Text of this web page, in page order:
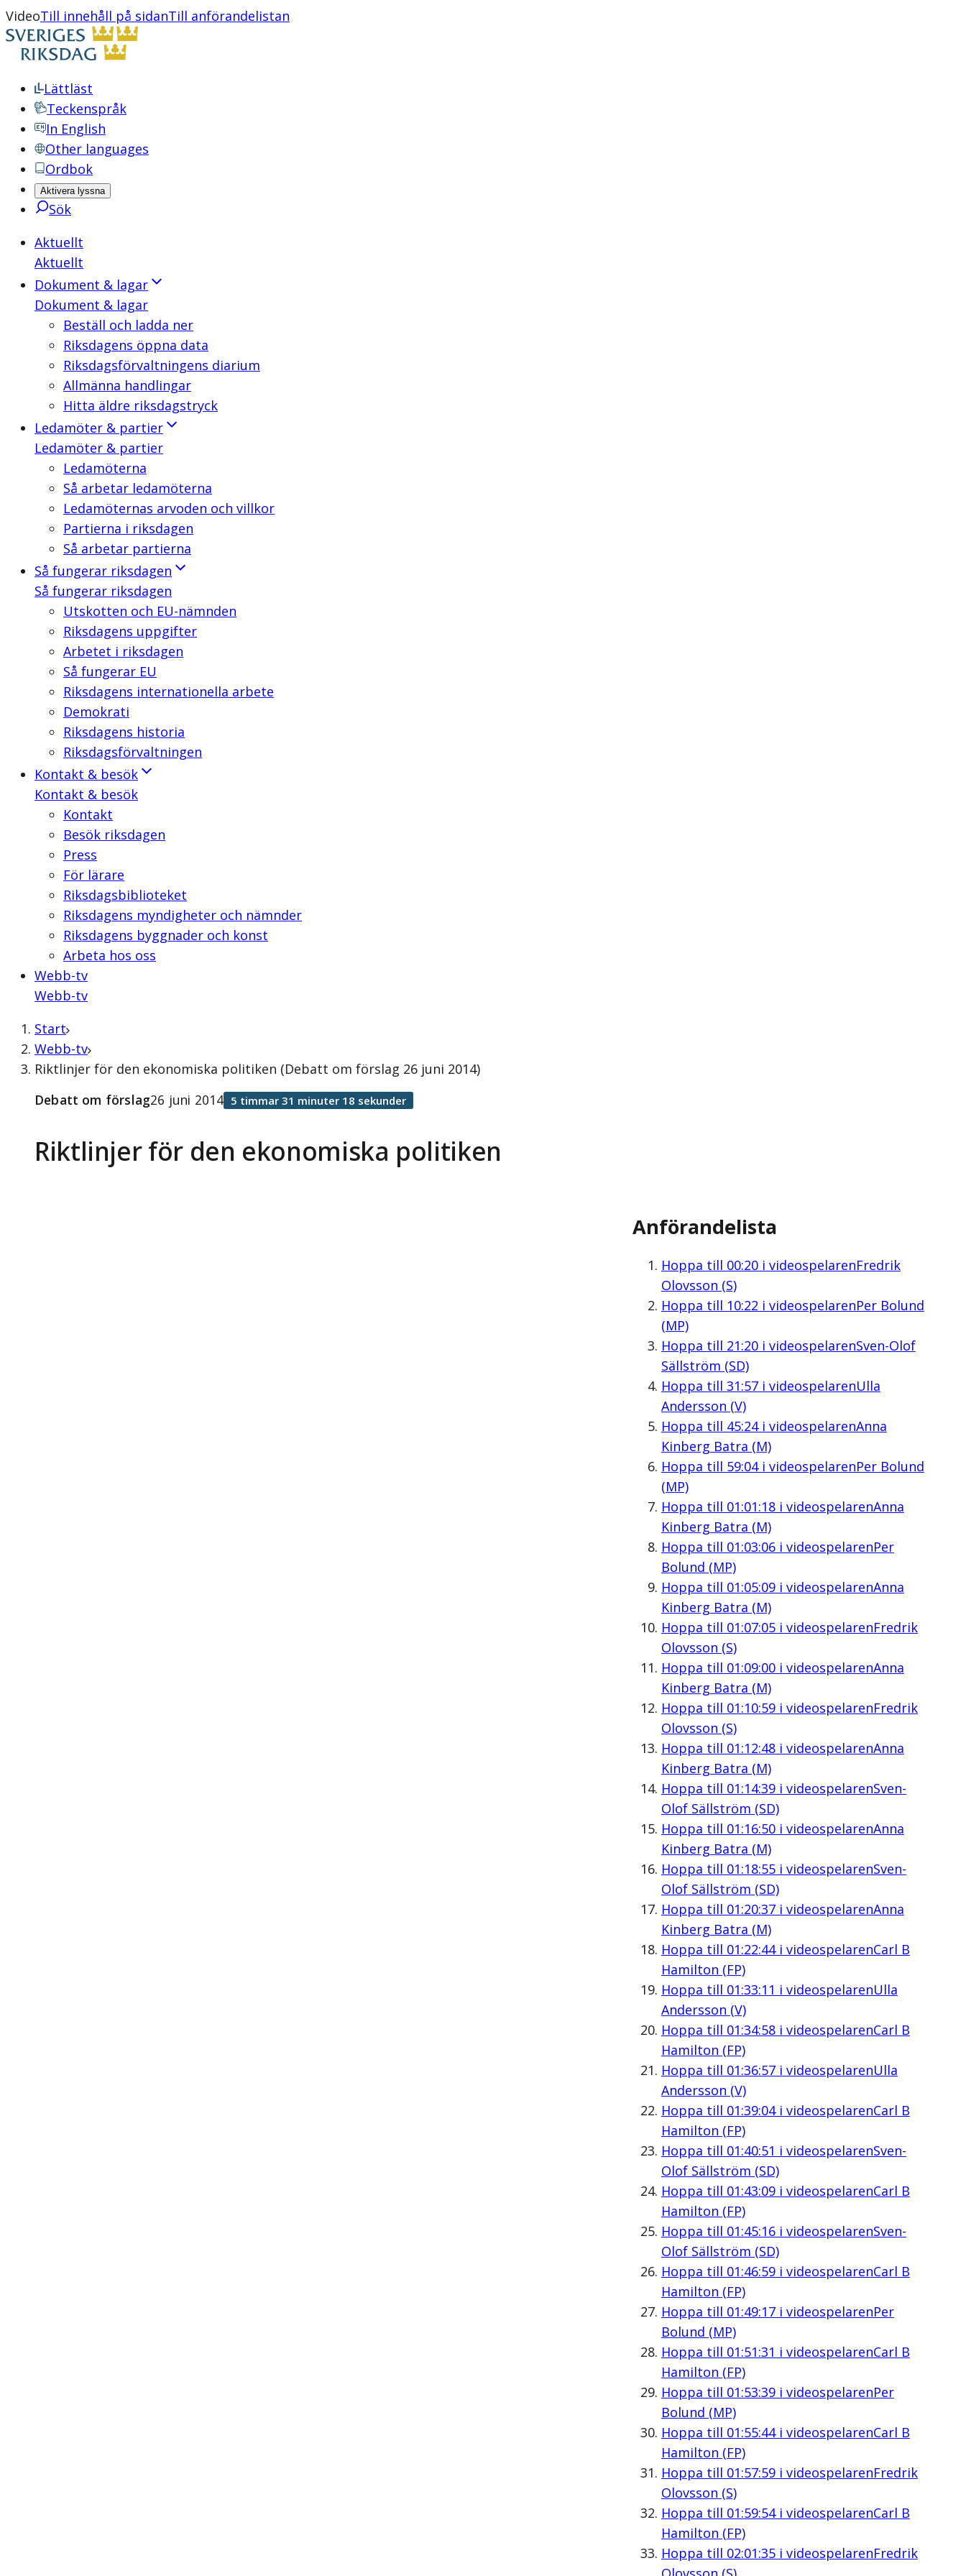
VideoTill innehåll på sidanTill anförandelistan
Lättläst
Teckenspråk
In English
Other languages
Ordbok
Aktivera lyssna
Sök
Aktuellt
Aktuellt
Dokument & lagar
Dokument & lagar
Beställ och ladda ner
Riksdagens öppna data
Riksdagsförvaltningens diarium
Allmänna handlingar
Hitta äldre riksdagstryck
Ledamöter & partier
Ledamöter & partier
Ledamöterna
Så arbetar ledamöterna
Ledamöternas arvoden och villkor
Partierna i riksdagen
Så arbetar partierna
Så fungerar riksdagen
Så fungerar riksdagen
Utskotten och EU-nämnden
Riksdagens uppgifter
Arbetet i riksdagen
Så fungerar EU
Riksdagens internationella arbete
Demokrati
Riksdagens historia
Riksdagsförvaltningen
Kontakt & besök
Kontakt & besök
Kontakt
Besök riksdagen
Press
För lärare
Riksdagsbiblioteket
Riksdagens myndigheter och nämnder
Riksdagens byggnader och konst
Arbeta hos oss
Webb-tv
Webb-tv
Start
Webb-tv
Riktlinjer för den ekonomiska politiken (Debatt om förslag 26 juni 2014)
Riktlinjer för den ekonomiska politiken
Debatt om förslag26 juni 2014 5 timmar 31 minuter 18 sekunder
Anförandelista
Hoppa till 00:20i videospelarenFredrik
Olovsson (S)
Hoppa till 10:22 i videospelarenPer Bolund
(MP)
Hoppa till 21:20i videospelarenSven-Olof
Sällström (SD)
Hoppa till 31:57i videospelarenUlla
Andersson (V)
Hoppa till 45:24i videospelarenAnna
Kinberg Batra (M)
Hoppa till 59:04i videospelarenPer Bolund
(MP)
Hoppa till 01:01:18i videospelarenAnna
Kinberg Batra (M)
Hoppa till 01:03:06i videospelarenPer
Bolund (MP)
Hoppa till 01:05:09i videospelarenAnna
Kinberg Batra (M)
Hoppa till 01:07:05i videospelarenFredrik
Olovsson (S)
Hoppa till 01:09:00i videospelarenAnna
Kinberg Batra (M)
Hoppa till 01:10:59i videospelarenFredrik
Olovsson (S)
Hoppa till 01:12:48i videospelarenAnna
Kinberg Batra (M)
Hoppa till 01:14:39i videospelarenSven-
Olof Sällström (SD)
Hoppa till 01:16:50i videospelarenAnna
Kinberg Batra (M)
Hoppa till 01:18:55i videospelarenSven-
Olof Sällström (SD)
Hoppa till 01:20:37i videospelarenAnna
Kinberg Batra (M)
Hoppa till 01:22:44i videospelarenCarl B
Hamilton (FP)
Hoppa till 01:33:11 i videospelarenUlla
Andersson (V)
Hoppa till 01:34:58i videospelarenCarl B
Hamilton (FP)
Hoppa till 01:36:57i videospelarenUlla
Andersson (V)
Hoppa till 01:39:04i videospelarenCarl B
Hamilton (FP)
Hoppa till 01:40:51 i videospelarenSven-
Olof Sällström (SD)
Hoppa till 01:43:09i videospelarenCarl B
Hamilton (FP)
Hoppa till 01:45:16i videospelarenSven-
Olof Sällström (SD)
Hoppa till 01:46:59i videospelarenCarl B
Hamilton (FP)
Hoppa till 01:49:17i videospelarenPer
Bolund (MP)
Hoppa till 01:51:31 i videospelarenCarl B
Hamilton (FP)
Hoppa till 01:53:39i videospelarenPer
Bolund (MP)
Hoppa till 01:55:44i videospelarenCarl B
Hamilton (FP)
Hoppa till 01:57:59i videospelarenFredrik
Olovsson (S)
Hoppa till 01:59:54i videospelarenCarl B
Hamilton (FP)
Hoppa till 02:01:35i videospelarenFredrik